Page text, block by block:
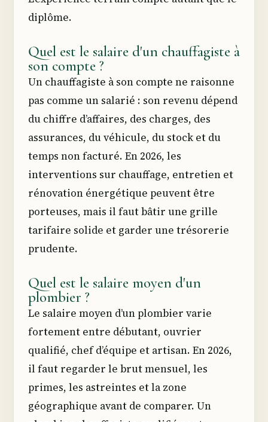
diplôme.
Quel est le salaire d'un chauffagiste à
son compte ?
Un chauffagiste à son compte ne raisonne
pas comme un salarié : son revenu dépend
du chiffre d’affaires, des charges, des
assurances, du véhicule, du stock et du
temps non facturé. En 2026, les
interventions sur chauffage, entretien et
rénovation énergétique peuvent être
porteuses, mais il faut bâtir une grille
tarifaire solide et garder une trésorerie
prudente.
Quel est le salaire moyen d'un
plombier ?
Le salaire moyen d’un plombier varie
fortement entre débutant, ouvrier
qualifié, chef d’équipe et artisan. En 2026,
il faut regarder le brut mensuel, les
primes, les astreintes et la zone
géographique avant de comparer. Un